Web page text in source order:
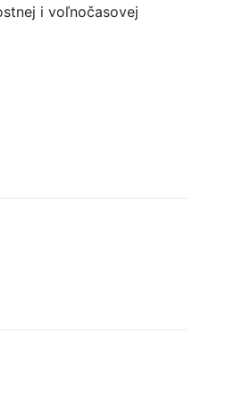
i voľnočasovej